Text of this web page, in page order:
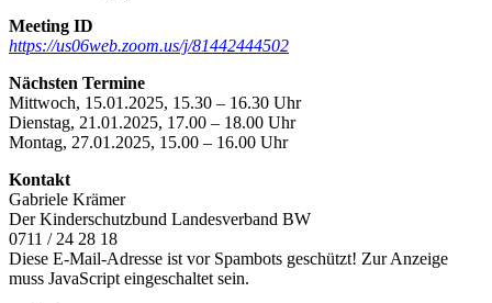
Meeting ID
https://us06web.zoom.us/j/81442444502
Nächsten Termine
Mittwoch, 15.01.2025, 15.30 – 16.30 Uhr
Dienstag, 21.01.2025, 17.00 – 18.00 Uhr
Montag, 27.01.2025, 15.00 – 16.00 Uhr
Kontakt
Gabriele Krämer
Der Kinderschutzbund Landesverband BW
0711 / 24 28 18
Diese E-Mail-Adresse ist vor Spambots geschützt! Zur Anzeige
muss JavaScript eingeschaltet sein.